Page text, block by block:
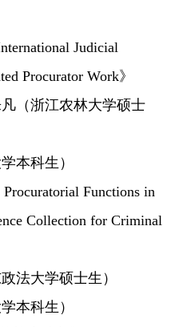
Judicial
Procurator Work》
（浙江农林大学硕士
本科生）
Functions in
Collection for Criminal
大学硕士生）
本科生）